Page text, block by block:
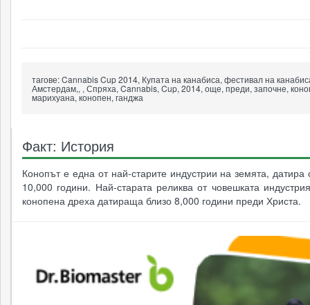
тагове:Cannabis Cup 2014, Купата на канабиса, фестивал на
Амстердам,, , Спряха, Cannabis, Cup, 2014, още, преди, започне,
марихуана, конопен, ганджа
Факт: История
Конопът е една от най-старите индустрии на земята, датира
10,000 години. Най-старата реликва от човешката
конопена дреха датираща близо 8,000 години преди Христа.